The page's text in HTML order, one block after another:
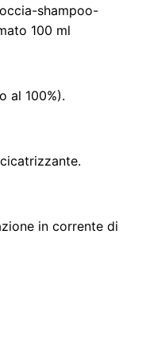
shampoo-
100 ml
al 100%).
in corrente di